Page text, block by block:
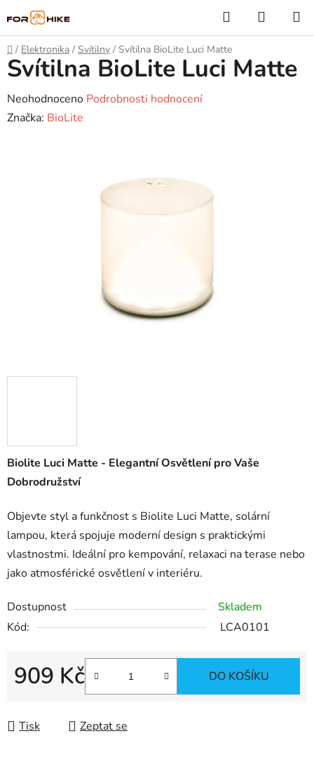
na
obsah
Hledat
KOŠÍK
Domů
/ Elektronika / Svítilny / Svítilna BioLite Luci Matte
Biolite Luci Matte - Elegantní Osvětlení pro Vaše
Dobrodružství
Objevte styl a funkčnost s Biolite Luci Matte, solární
lampou, která spojuje moderní design s praktickými
vlastnostmi. Ideální pro kempování, relaxaci na terase nebo
jako atmosférické osvětlení v interiéru.
Dostupnost
Skladem
Kód:
LCA0101
909 Kč DO KOŠÍKU
Tisk Zeptat se
Svítilna BioLite Luci Matte
Průměrné
hodnocení
Neohodnoceno Podrobnosti hodnocení
Značka: BioLite